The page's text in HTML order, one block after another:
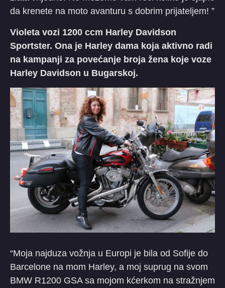
da krenete na moto avanturu s dobrim prijateljem! ”
Violeta vozi 1200 ccm Harley Davidson
Sportster. Ona je Harley dama koja aktivno radi
na kampanji za povećanje broja žena koje voze
Harley Davidson u Bugarskoj.
“Moja najduza vožnja u Europi je bila od Sofije do
Barcelone na mom Harley, a moj suprug na svom
BMW R1200 GSA sa mojom kćerkom na stražnjem